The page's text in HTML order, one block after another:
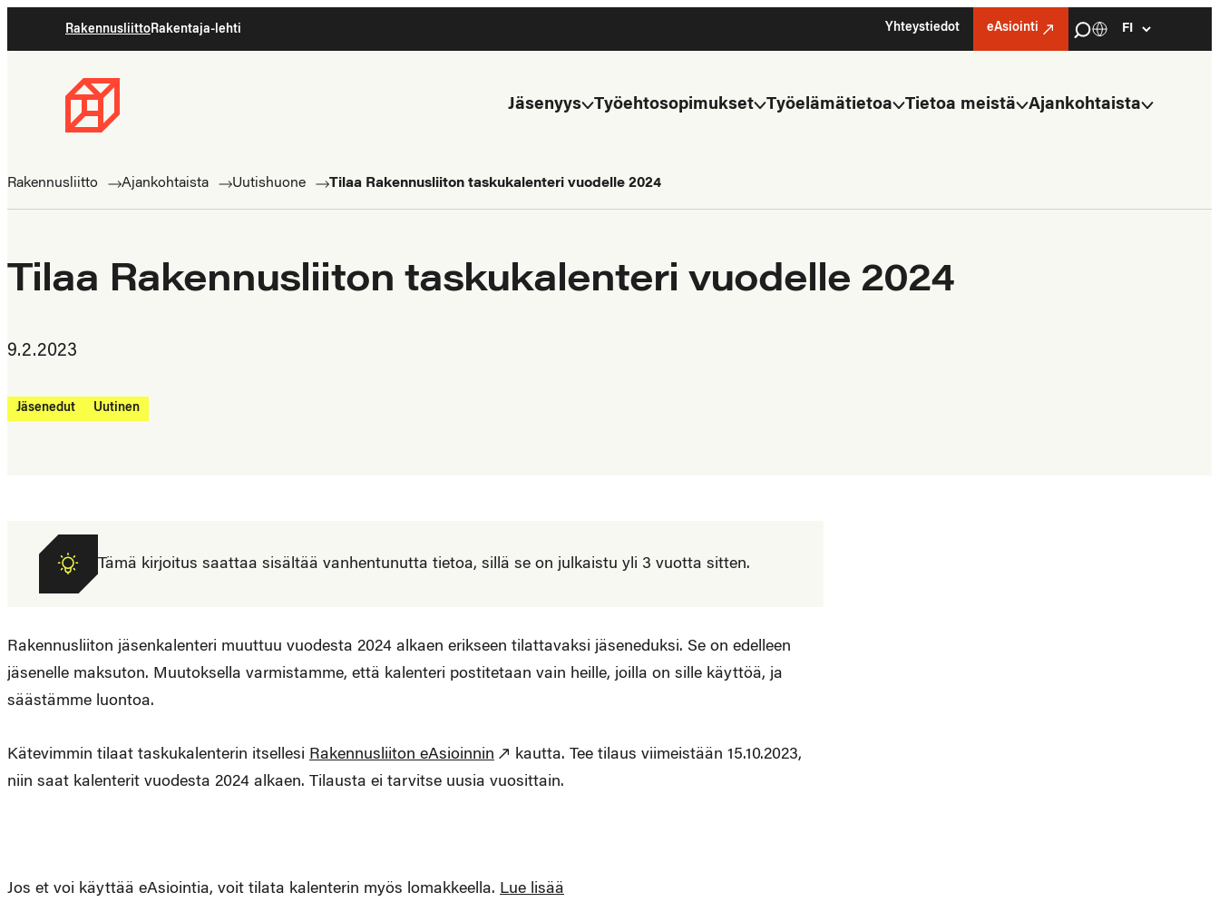
suoraan
RakennusliittoRakentaja-lehti Yhteystiedot eAsiointi
Haku
Kielivalinta
Select
Rakennusliitto
ammattilaisten
Jäsenyys Työehtosopimukset Työelämätietoa Tietoa meistä Ajankohtaista
Rakennusliitto Ajankohtaista Uutishuone Tilaa Rakennusliiton taskukalenteri vuodelle 2024
Tilaa Rakennusliiton taskukalenteri vuodelle 2024
9.2.2023
Jäsenedut Uutinen
Tämä kirjoitus saattaa sisältää vanhentunutta tietoa, sillä se on julkaistu yli 3 vuotta sitten.
Rakennusliiton jäsenkalenteri muuttuu vuodesta 2024 alkaen erikseen tilattavaksi jäseneduksi. Se on edelleen
jäsenelle maksuton. Muutoksella varmistamme, että kalenteri postitetaan vain heille, joilla on sille käyttöä, ja
säästämme luontoa.
Kätevimmin tilaat taskukalenterin itsellesi Rakennusliiton eAsioinnin
kautta. Tee tilaus viimeistään 15.10.2023,
niin saat kalenterit vuodesta 2024 alkaen. Tilausta ei tarvitse uusia vuosittain.
Jos et voi käyttää eAsiointia, voit tilata kalenterin myös lomakkeella. Lue lisää